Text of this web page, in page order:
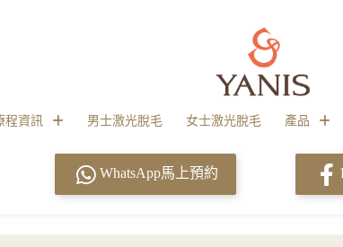
程資訊 男士激光脫毛 女士激光脫毛 產品
WhatsApp馬上預約